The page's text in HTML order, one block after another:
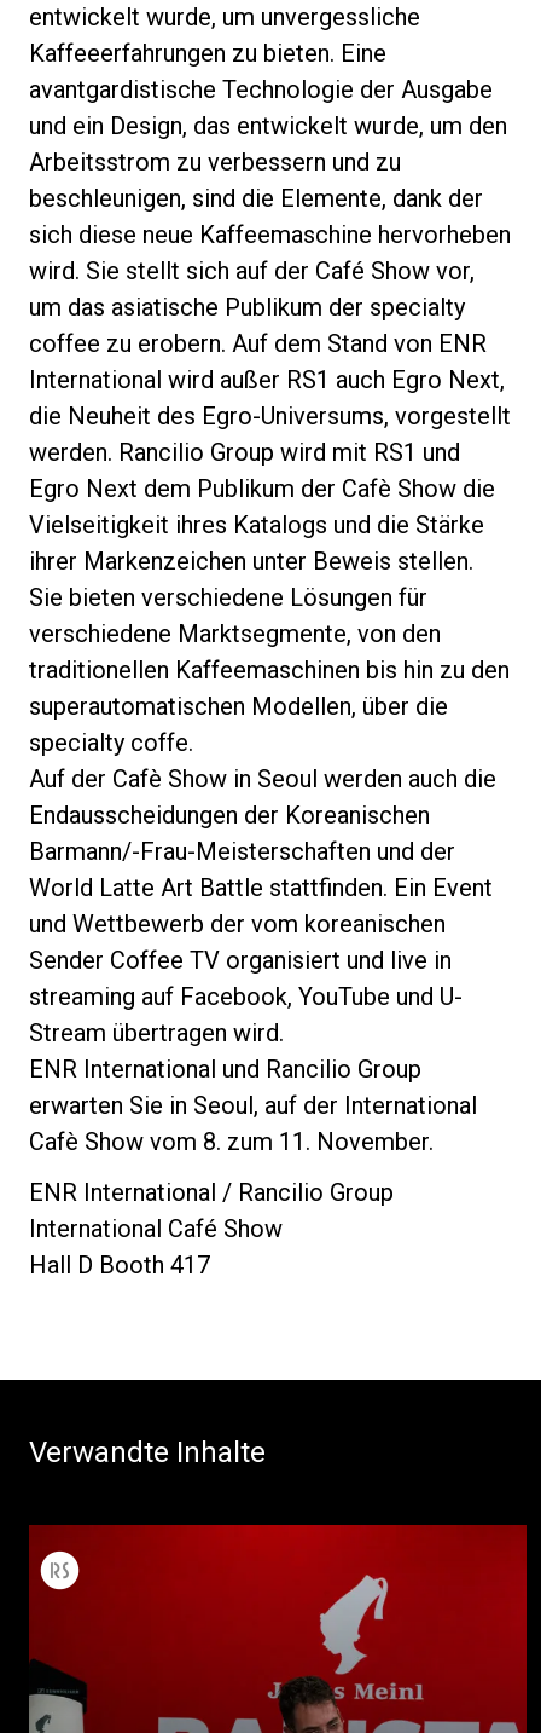
entwickelt wurde, um unvergessliche
Kaffeeerfahrungen zu bieten. Eine
avantgardistische Technologie der Ausgabe
und ein Design, das entwickelt wurde, um den
Arbeitsstrom zu verbessern und zu
beschleunigen, sind die Elemente, dank der
sich diese neue Kaffeemaschine hervorheben
wird. Sie stellt sich auf der Café Show vor,
um das asiatische Publikum der specialty
coffee zu erobern. Auf dem Stand von ENR
International wird außer RS1 auch Egro Next,
die Neuheit des Egro-Universums, vorgestellt
werden. Rancilio Group wird mit RS1 und
Egro Next dem Publikum der Cafè Show die
Vielseitigkeit ihres Katalogs und die Stärke
ihrer Markenzeichen unter Beweis stellen.
Sie bieten verschiedene Lösungen für
verschiedene Marktsegmente, von den
traditionellen Kaffeemaschinen bis hin zu den
superautomatischen Modellen, über die
specialty coffe.
Auf der Cafè Show in Seoul werden auch die
Endausscheidungen der Koreanischen
Barmann/-Frau-Meisterschaften und der
World Latte Art Battle stattfinden. Ein Event
und Wettbewerb der vom koreanischen
Sender Coffee TV organisiert und live in
streaming auf Facebook, YouTube und U-
Stream übertragen wird.
ENR International und Rancilio Group
erwarten Sie in Seoul, auf der International
Cafè Show vom 8. zum 11. November.
ENR International / Rancilio Group
International Café Show
Hall D Booth 417
Verwandte Inhalte